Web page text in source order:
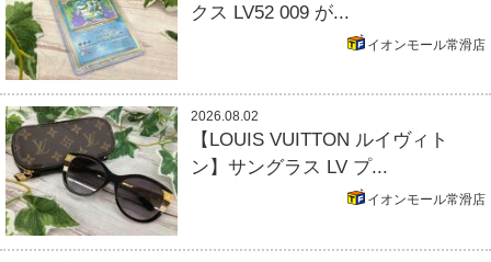
クス LV52 009 が...
イオンモール常滑店
2026.08.02
【LOUIS VUITTON ルイヴィト
ン】サングラス LV プ...
イオンモール常滑店